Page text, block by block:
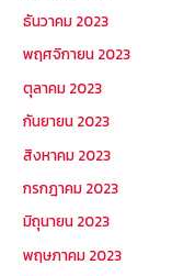
ธันวาคม 2023
พฤศจิกายน 2023
ตุลาคม 2023
กันยายน 2023
สิงหาคม 2023
กรกฎาคม 2023
มิถุนายน 2023
พฤษภาคม 2023